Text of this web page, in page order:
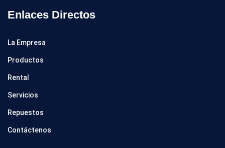
Enlaces Directos
La Empresa
Productos
Rental
Servicios
Repuestos
Contáctenos